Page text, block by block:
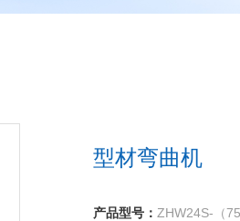
型材弯曲机
产品型号： ZHW24S-（